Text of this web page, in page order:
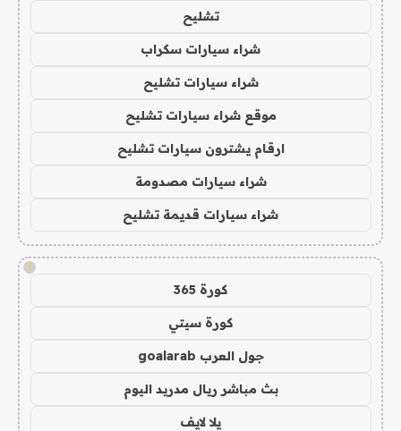
تشليح
شراء سيارات سكراب
شراء سيارات تشليح
موقع شراء سيارات تشليح
ارقام يشترون سيارات تشليح
شراء سيارات مصدومة
شراء سيارات قديمة تشليح
!
كورة 365
كورة سيتي
جول العرب goalarab
بث مباشر ريال مدريد اليوم
يلا لايف